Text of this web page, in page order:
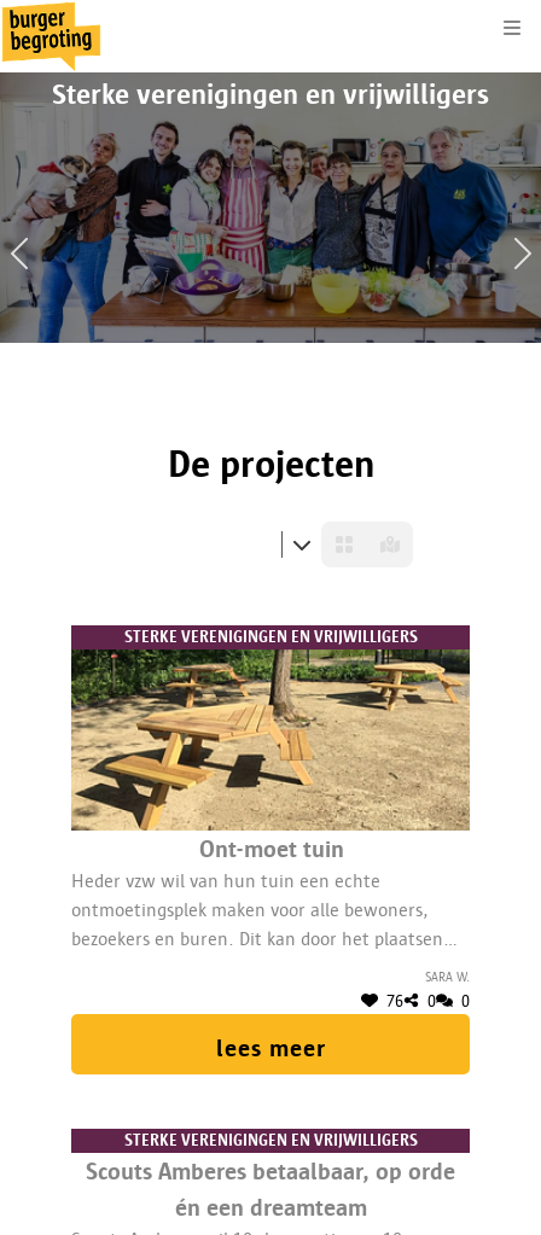
Sterke verenigingen en vrijwilligers
De projecten
STERKE VERENIGINGEN EN VRIJWILLIGERS
Ont-moet tuin
Heder vzw wil van hun tuin een echte
ontmoetingsplek maken voor alle bewoners,
bezoekers en buren. Dit kan door het plaatsen
rolstoelpicknicktafels, stretchtent en beplanting.
Sara W.
76 0 0
lees meer
STERKE VERENIGINGEN EN VRIJWILLIGERS
Scouts Amberes betaalbaar, op orde
én een dreamteam